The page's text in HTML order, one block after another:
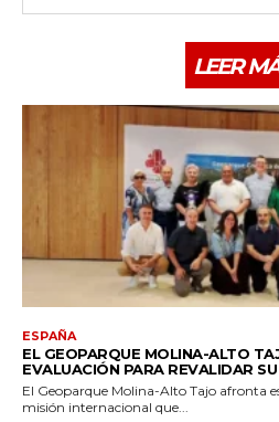
LEER
ESPAÑA
EL GEOPARQUE MOLINA-ALTO
EVALUACIÓN PARA REVALIDAR
El Geoparque Molina-Alto Tajo afronta
misión internacional que...